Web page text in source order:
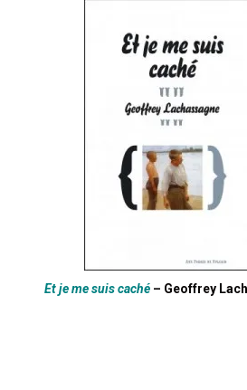
Et je me suis caché – Geoffrey